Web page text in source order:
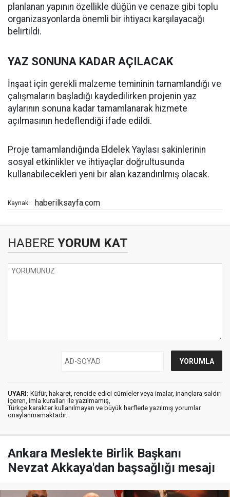
planlanan yapının özellikle düğün ve cenaze gibi toplu
organizasyonlarda önemli bir ihtiyacı karşılayacağı
belirtildi.
YAZ SONUNA KADAR AÇILACAK
İnşaat için gerekli malzeme temininin tamamlandığı ve
çalışmaların başladığı kaydedilirken projenin yaz
aylarının sonuna kadar tamamlanarak hizmete
açılmasının hedeflendiği ifade edildi.
Proje tamamlandığında Eldelek Yaylası sakinlerinin
sosyal etkinlikler ve ihtiyaçlar doğrultusunda
kullanabilecekleri yeni bir alan kazandırılmış olacak.
Kaynak: haberilksayfa.com
HABERE YORUM KAT
UYARI: Küfür, hakaret, rencide edici cümleler veya imalar, inançlara saldırı
içeren, imla kuralları ile yazılmamış,
Türkçe karakter kullanılmayan ve büyük harflerle yazılmış yorumlar
onaylanmamaktadır.
Ankara Meslekte Birlik Başkanı
Nevzat Akkaya'dan başsağlığı mesajı